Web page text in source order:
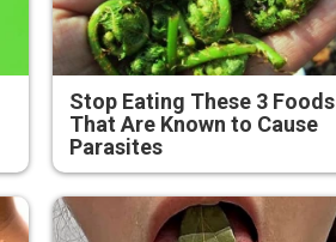
Stop Eating These 3 Foods
That Are Known to Cause
Parasites